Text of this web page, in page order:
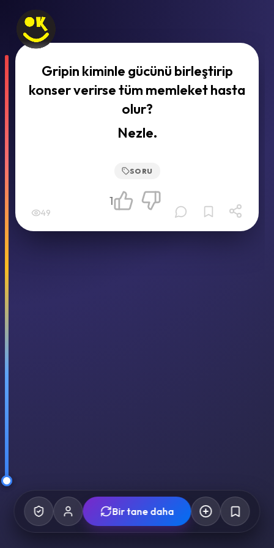
Gripin kiminle gücünü birleştirip
konser verirse tüm memleket hasta
olur?
Nezle.
SORU
49
1
Bir tane daha